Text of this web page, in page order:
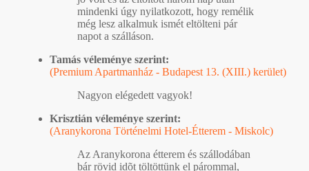
mindenki úgy nyilatkozott, hogy remélik
még lesz alkalmuk ismét eltölteni pár
napot a szálláson.
Tamás véleménye szerint:
(Premium Apartmanház - Budapest 13. (XIII.) kerület)
Nagyon elégedett vagyok!
Krisztián véleménye szerint:
(Aranykorona Történelmi Hotel-Étterem - Miskolc)
Az Aranykorona étterem és szállodában
bár rövid idõt töltöttünk el párommal,